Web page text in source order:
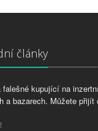
články
falešné kupující na
a bazarech. Můžete přijít